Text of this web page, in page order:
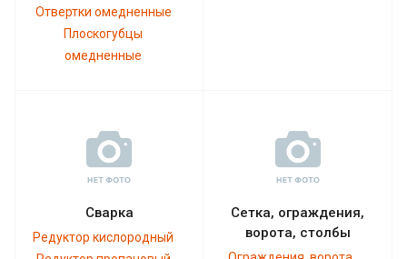
Отвертки омедненные
Плоскогубцы
омедненные
Сварка
Редуктор кислородный
Сетка, ограждения,
ворота, столбы